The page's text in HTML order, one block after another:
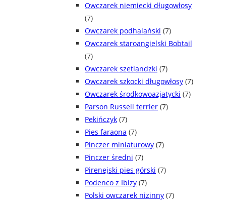
Owczarek niemiecki długowłosy
(7)
Owczarek podhalański (7)
Owczarek staroangielski Bobtail
(7)
Owczarek szetlandzki (7)
Owczarek szkocki długowłosy (7)
Owczarek środkowoazjatycki (7)
Parson Russell terrier (7)
Pekińczyk (7)
Pies faraona (7)
Pinczer miniaturowy (7)
Pinczer średni (7)
Pirenejski pies górski (7)
Podenco z Ibizy (7)
Polski owczarek nizinny (7)